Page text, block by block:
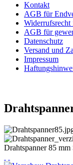
Kontakt
AGB für
Widerrufsrecht
AGB für
Datenschutz
Versand und
Impressum
Drahtspanner 85